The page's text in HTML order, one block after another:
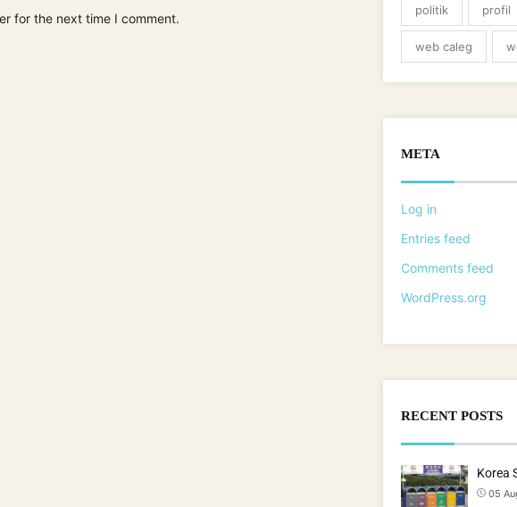
for the next time I comment.
politik profil
web caleg
META
Log in
Entries feed
Comments feed
WordPress.org
RECENT POSTS
Korea
05